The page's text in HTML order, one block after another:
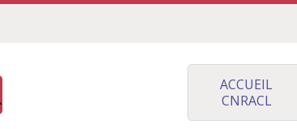
ACCUEIL
CNRACL